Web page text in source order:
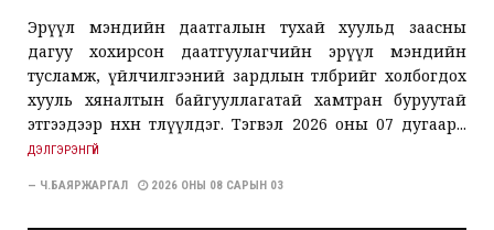
Эрүүл мэндийн даатгалын тухай хуульд заасны
дагуу хохирсон даатгуулагчийн эрүүл мэндийн
тусламж, үйлчилгээний зардлын төлбөрийг холбогдох
хууль хяналтын байгууллагатай хамтран буруутай
этгээдээр нөхөн төлүүлдэг. Тэгвэл 2026 оны 07 дугаар...
ДЭЛГЭРЭНГҮЙ
— Ч.БАЯРЖАРГАЛ 2026 ОНЫ 08 САРЫН 03